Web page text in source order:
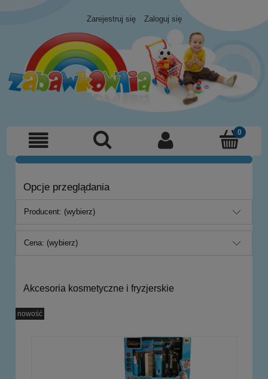
Zarejestruj się Zaloguj się
Opcje przeglądania
Producent: (wybierz)
Cena: (wybierz)
Akcesoria kosmetyczne i fryzjerskie
nowość